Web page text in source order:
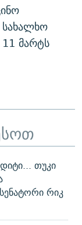
სახალხო
11 მარტს
თუკი
რიკ